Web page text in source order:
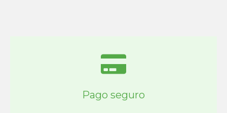
Pago seguro